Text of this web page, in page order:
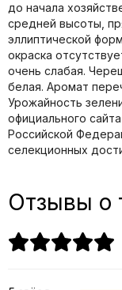
до начала
средней высоты,
эллиптической
окраска
очень слабая.
белая. Аромат
Урожайность
официального
Российской
селекционных
Отзывы о